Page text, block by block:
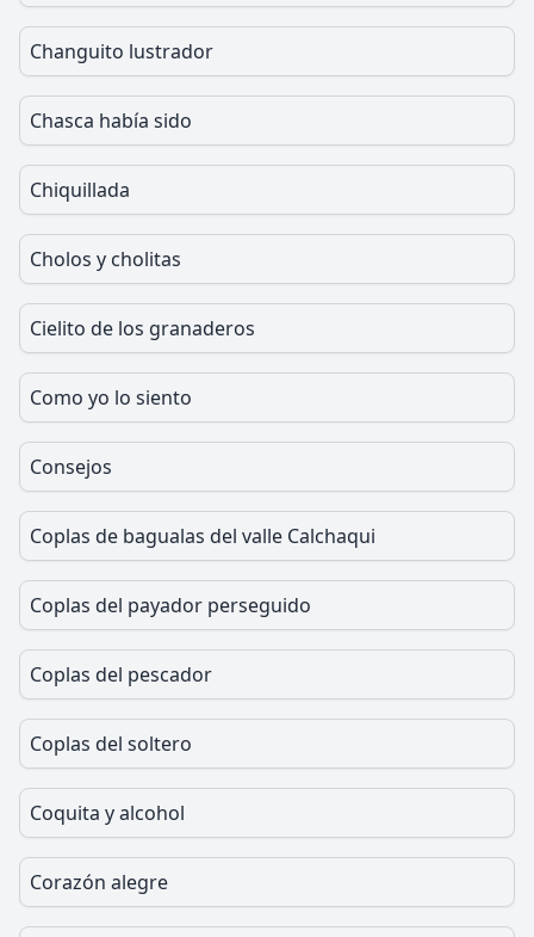
Changuito lustrador
Chasca había sido
Chiquillada
Cholos y cholitas
Cielito de los granaderos
Como yo lo siento
Consejos
Coplas de bagualas del valle Calchaqui
Coplas del payador perseguido
Coplas del pescador
Coplas del soltero
Coquita y alcohol
Corazón alegre